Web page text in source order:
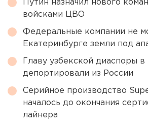
Путин назначил нового
войсками ЦВО
Федеральные компании не
Екатеринбурге земли под
Главу узбекской диаспоры
депортировали из России
Серийное производство
началось до окончания
лайнера